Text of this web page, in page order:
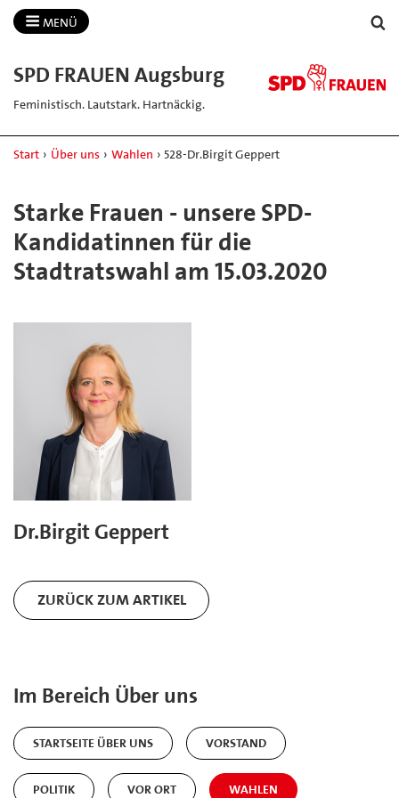
MENÜ
SPD FRAUEN Augsburg
Feministisch. Lautstark. Hartnäckig.
Start › Über uns › Wahlen › 528-Dr.Birgit Geppert
Starke Frauen - unsere SPD-
Kandidatinnen für die
Stadtratswahl am 15.03.2020
Dr.Birgit Geppert
ZURÜCK ZUM ARTIKEL
Im Bereich Über uns
STARTSEITE ÜBER UNS VORSTAND
POLITIK VOR ORT WAHLEN